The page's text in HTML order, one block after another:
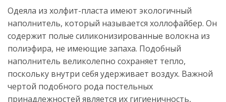
Одеяла из холфит-пласта имеют экологичный
наполнитель, который называется холлофайбер. Он
содержит полые силиконизированные волокна из
полиэфира, не имеющие запаха. Подобный
наполнитель великолепно сохраняет тепло,
поскольку внутри себя удерживает воздух. Важной
чертой подобного рода постельных
принадлежностей является их гигиеничность,